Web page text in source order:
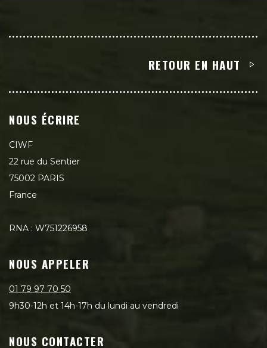
RETOUR EN HAUT
NOUS ÉCRIRE
CIWF
22 rue du Sentier
75002 PARIS
France
RNA : W751226958
NOUS APPELER
01 79 97 70 50
9h30-12h et 14h-17h du lundi au vendredi
NOUS CONTACTER